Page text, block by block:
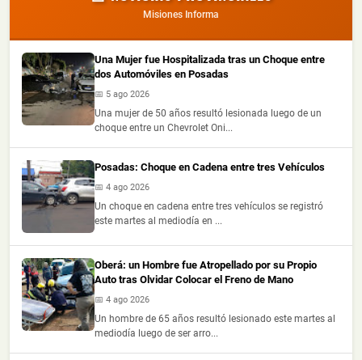
Misiones Informa
Una Mujer fue Hospitalizada tras un Choque entre
dos Automóviles en Posadas
📅 5 ago 2026
Una mujer de 50 años resultó lesionada luego de un
choque entre un Chevrolet Oni...
Posadas: Choque en Cadena entre tres Vehículos
📅 4 ago 2026
Un choque en cadena entre tres vehículos se registró
este martes al mediodía en ...
Oberá: un Hombre fue Atropellado por su Propio
Auto tras Olvidar Colocar el Freno de Mano
📅 4 ago 2026
Un hombre de 65 años resultó lesionado este martes al
mediodía luego de ser arro...